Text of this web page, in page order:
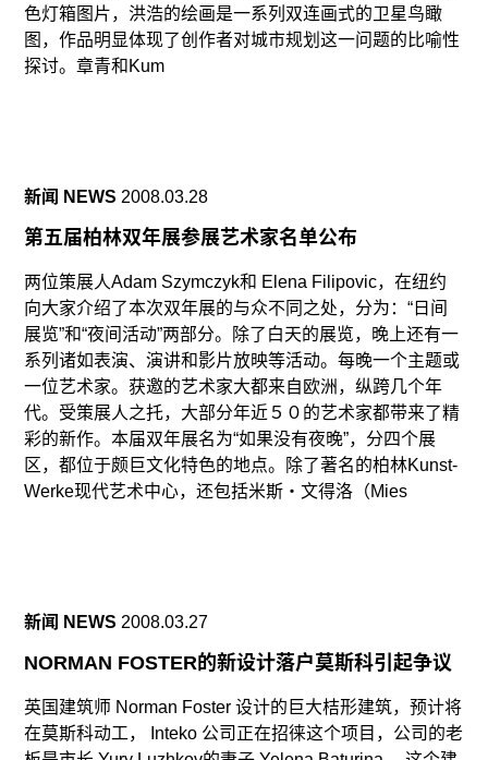
色灯箱图片，洪浩的绘画是一系列双连画式的卫星鸟瞰
图，作品明显体现了创作者对城市规划这一问题的比喻性
探讨。章青和Kum
新闻 NEWS 2008.03.28
第五届柏林双年展参展艺术家名单公布
两位策展人Adam Szymczyk和 Elena Filipovic，在纽约
向大家介绍了本次双年展的与众不同之处，分为：“日间
展览”和“夜间活动”两部分。除了白天的展览，晚上还有一
系列诸如表演、演讲和影片放映等活动。每晚一个主题或
一位艺术家。获邀的艺术家大都来自欧洲，纵跨几个年
代。受策展人之托，大部分年近５０的艺术家都带来了精
彩的新作。本届双年展名为“如果没有夜晚”，分四个展
区，都位于颇巨文化特色的地点。除了著名的柏林Kunst-
Werke现代艺术中心，还包括米斯‧文得洛（Mies
新闻 NEWS 2008.03.27
NORMAN FOSTER的新设计落户莫斯科引起争议
英国建筑师 Norman Foster 设计的巨大桔形建筑，预计将
在莫斯科动工， Inteko 公司正在招徕这个项目，公司的老